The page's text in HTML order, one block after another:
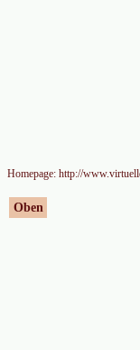
Homepage: http://
Oben